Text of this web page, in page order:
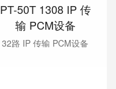
PT-50T 1308 IP 传
输 PCM设备
32路 IP 传输 PCM设备